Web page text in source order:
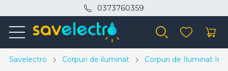
0373760359
Savelectro Corpuri de iluminat Corpuri de Iluminat